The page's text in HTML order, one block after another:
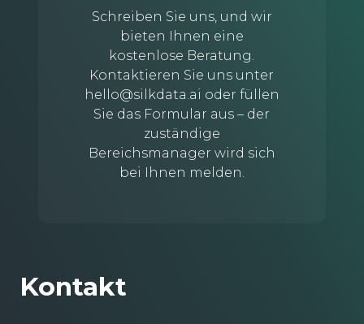
Kontakt
Schreiben Sie uns, und wir
bieten Ihnen eine
kostenlose Beratung.
Kontaktieren Sie uns unter
hello@silkdata.ai oder füllen
Sie das Formular aus – der
zuständige
Bereichsmanager wird sich
bei Ihnen melden.